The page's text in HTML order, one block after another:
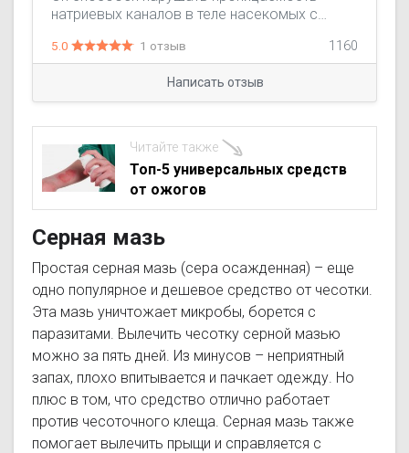
натриевых каналов в теле насекомых с
развитием паралича тела паразита. За счет
этого реализовывается
противопедикулезное действие,
инсектецидный эффект. Препарат оказывает
влияние на гнид, личинок, особей лобковых и
головных вшей, клещей, блох, экопаразитов
(семейство членистоногих). Эффект
препарата длительный – 2-6 недель. Для
противочесоточного эффекта достаточно
однократного применения
5.0 1 отзыв 1160
Написать отзыв
Читайте также
Топ-5 универсальных средств
от ожогов
Серная мазь
Простая серная мазь (сера осажденная) – еще
одно популярное и дешевое средство от чесотки.
Эта мазь уничтожает микробы, борется с
паразитами. Вылечить чесотку серной мазью
можно за пять дней. Из минусов – неприятный
запах, плохо впитывается и пачкает одежду. Но
плюс в том, что средство отлично работает
против чесоточного клеща. Серная мазь также
помогает вылечить прыщи и справляется с